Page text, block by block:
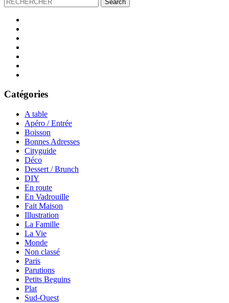
Catégories
A table
Apéro / Entrée
Boisson
Bonnes Adresses
Cityguide
Déco
Dessert / Brunch
DIY
En route
En Vadrouille
Fait Maison
Illustration
La Famille
La Vie
Monde
Non classé
Paris
Parutions
Petits Beguins
Plat
Sud-Ouest